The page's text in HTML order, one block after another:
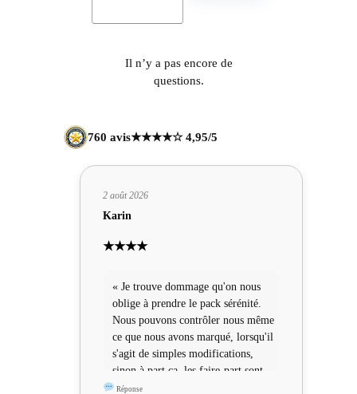
Il n’y a pas encore de
questions.
760 avis★★★★☆ 4,95/5
2 août 2026
Karin
★★★★
« Je trouve dommage qu'on nous
oblige à prendre le pack sérénité.
Nous pouvons contrôler nous même
ce que nous avons marqué, lorsqu'il
s'agit de simples modifications,
sinon à part ça, les faire-part sont
sympas »
Réponse